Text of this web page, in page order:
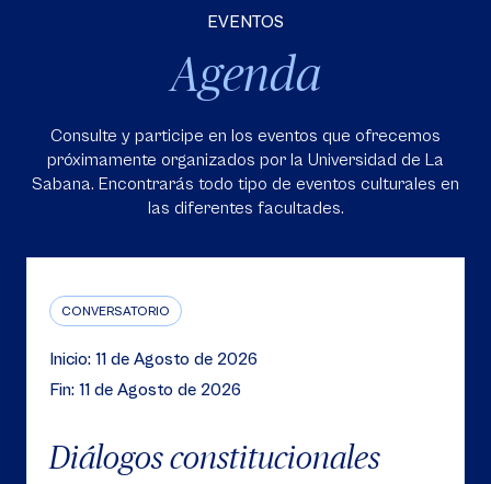
EVENTOS
Agenda
Consulte y participe en los eventos que ofrecemos
próximamente organizados por la Universidad de La
Sabana. Encontrarás todo tipo de eventos culturales en
las diferentes facultades.
CONVERSATORIO
Inicio: 11 de Agosto de 2026
Fin: 11 de Agosto de 2026
Diálogos constitucionales